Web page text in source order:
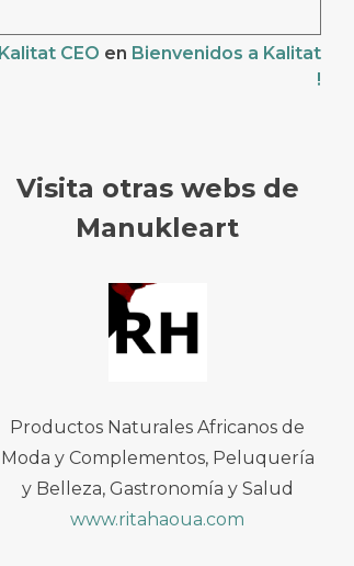
Kalitat CEO en Bienvenidos a Kalitat
!
Visita otras webs de
Manukleart
Productos Naturales Africanos de
Moda y Complementos, Peluquería
y Belleza, Gastronomía y Salud
www.ritahaoua.com